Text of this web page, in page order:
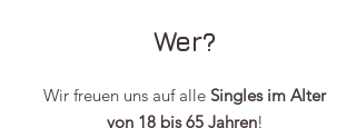
Wer?
Wir freuen uns auf alle Singles im Alter
von 18 bis 65 Jahren!